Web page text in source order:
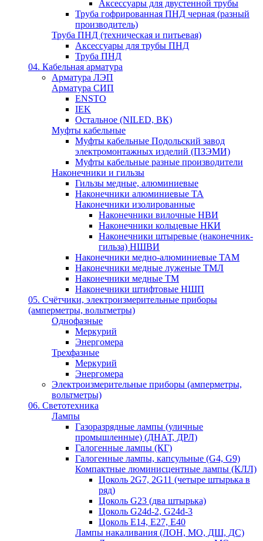
Аксессуары для двустенной трубы
Труба гофрированная ПНД черная (разный
производитель)
Труба ПНД (техническая и питьевая)
Аксессуары для трубы ПНД
Труба ПНД
04. Кабельная арматура
Арматура ЛЭП
Арматура СИП
ENSTO
IEK
Остальное (NILED, ВК)
Муфты кабельные
Муфты кабельные Подольский завод
электромонтажных изделий (ПЗЭМИ)
Муфты кабельные разные производители
Наконечники и гильзы
Гильзы медные, алюминиевые
Наконечники алюминиевые ТА
Наконечники изолированные
Наконечники вилочные НВИ
Наконечники кольцевые НКИ
Наконечники штыревые (наконечник-
гильза) НШВИ
Наконечники медно-алюминиевые ТАМ
Наконечники медные луженые ТМЛ
Наконечники медные ТМ
Наконечники штифтовые НШП
05. Счётчики, электроизмерительные приборы
(амперметры, вольтметры)
Однофазные
Меркурий
Энергомера
Трехфазные
Меркурий
Энергомера
Электроизмерительные приборы (амперметры,
вольтметры)
06. Светотехника
Лампы
Газоразрядные лампы (уличные
промышленные) (ДНАТ, ДРЛ)
Галогенные лампы (КГ)
Галогенные лампы, капсульные (G4, G9)
Компактные люминисцентные лампы (КЛЛ)
Цоколь 2G7, 2G11 (четыре штырька в
ряд)
Цоколь G23 (два штырька)
Цоколь G24d-2, G24d-3
Цоколь Е14, Е27, Е40
Лампы накаливания (ЛОН, МО, ДШ, ДС)